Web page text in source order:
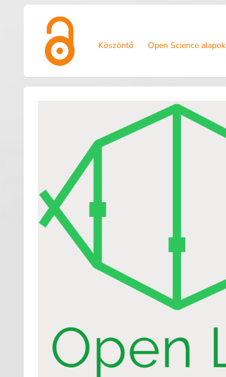
Köszöntő Open Science alapok